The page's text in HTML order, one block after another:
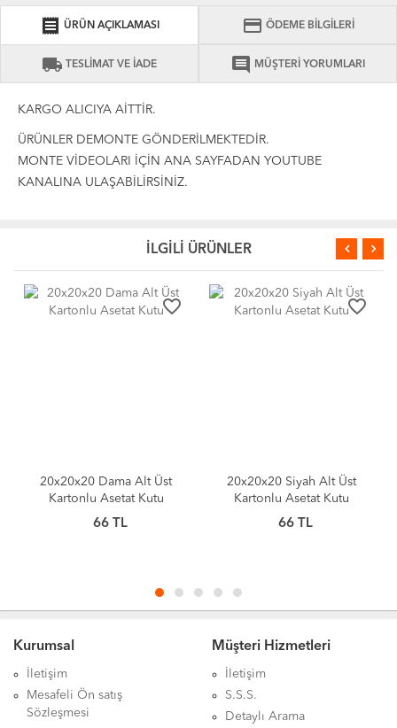
receipt ÜRÜN AÇIKLAMASI credit_card ÖDEME BİLGİLERİ
local_shipping TESLİMAT VE İADE comment MÜŞTERİ YORUMLARI
KARGO ALICIYA AİTTİR.
ÜRÜNLER DEMONTE GÖNDERİLMEKTEDİR.
MONTE VİDEOLARI İÇİN ANA SAYFADAN YOUTUBE
KANALINA ULAŞABİLİRSİNİZ.
İLGİLİ ÜRÜNLER
favorite_border
20x20x20 Dama Alt Üst
Kartonlu Asetat Kutu
TL
favorite_border
20x20x20 Siyah Alt Üst
Kartonlu Asetat Kutu
TL
Kurumsal
İletişim
Mesafeli Ön satış
Sözleşmesi
Müşteri Hizmetleri
İletişim
S.S.S.
Detaylı Arama